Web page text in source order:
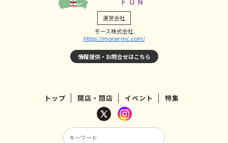
運営会社
モース株式会社
https://morse-inc.com/
情報提供・お問合せはこちら
トップ 開店・閉店 イベント 特集